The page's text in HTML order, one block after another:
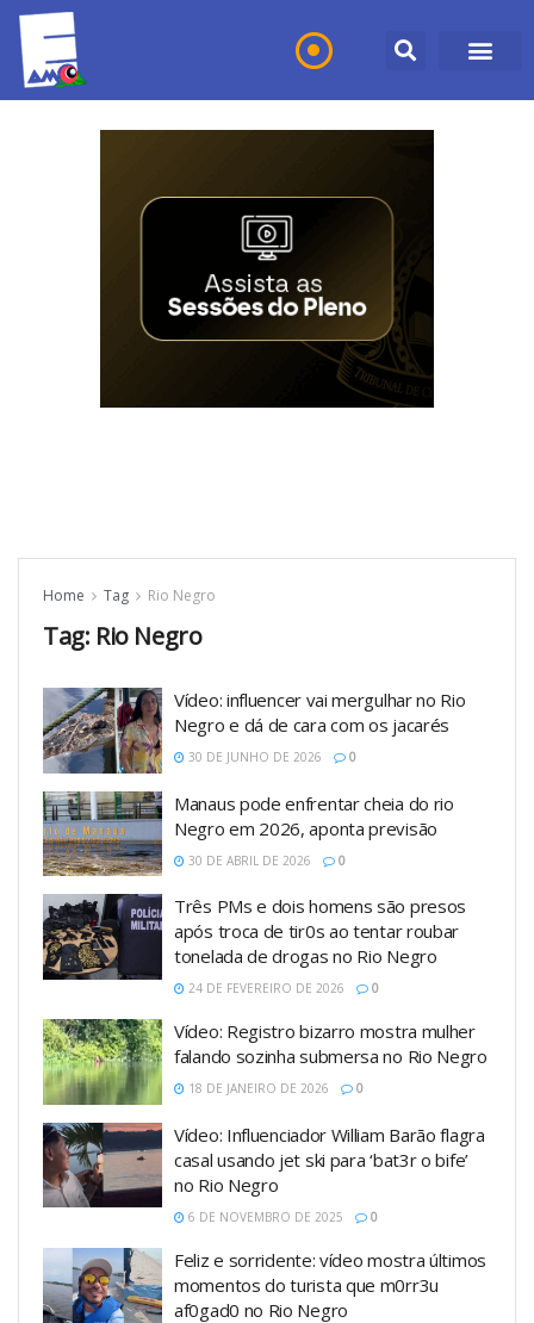
Home Tag Rio Negro
Tag: Rio Negro
Vídeo: influencer vai mergulhar no Rio
Negro e dá de cara com os jacarés
30 DE JUNHO DE 2026 0
Manaus pode enfrentar cheia do rio
Negro em 2026, aponta previsão
30 DE ABRIL DE 2026 0
Três PMs e dois homens são presos
após troca de tir0s ao tentar roubar
tonelada de drogas no Rio Negro
24 DE FEVEREIRO DE 2026 0
Vídeo: Registro bizarro mostra mulher
falando sozinha submersa no Rio Negro
18 DE JANEIRO DE 2026 0
Vídeo: Influenciador William Barão flagra
casal usando jet ski para ‘bat3r o bife’
no Rio Negro
6 DE NOVEMBRO DE 2025 0
Feliz e sorridente: vídeo mostra últimos
momentos do turista que m0rr3u
af0gad0 no Rio Negro